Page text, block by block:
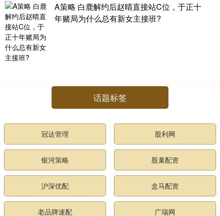
A策略 白鹿解约后赵晴直接站C位，于正十
年赌局为什么总有新女主接班?
话题标签
冠达管理 股利网
银河策略 股巢配资
沪深优配 盒马配资
老品牌速配 广瑞网